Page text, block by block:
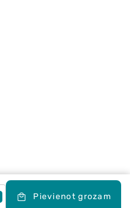
Pievienot grozam